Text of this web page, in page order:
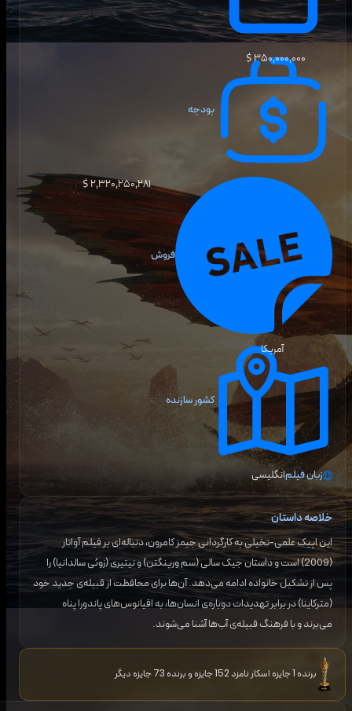
بودجه
۳۵۰٬۰۰۰٬۰۰۰ $
فروش
۲٬۳۲۰٬۲۵۰٬۲۸۱ $
کشور سازنده
آمریکا
زبان فیلمانگلیسی
خلاصه داستان
این اپیک علمی-تخیلی به کارگردانی جیمز کامرون، دنباله‌ای بر فیلم آواتار
(2009) است و داستان جیک سالی (سم ورینگتن) و نیتیری (زوئی سالدانیا) را
پس از تشکیل خانواده ادامه می‌دهد. آن‌ها برای محافظت از قبیله‌ی جدید خود
(مترکاینا) در برابر تهدیدات دوباره‌ی انسان‌ها، به اقیانوس‌های پاندورا پناه
می‌برند و با فرهنگ قبیله‌ی آب‌ها آشنا می‌شوند.
برنده 1 جایزه اسکار نامزد 152 جایزه و برنده 73 جایزه دیگر